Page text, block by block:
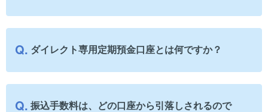
ダイレクト専用定期預金口座とは何ですか？
振込手数料は、どの口座から引落しされるので